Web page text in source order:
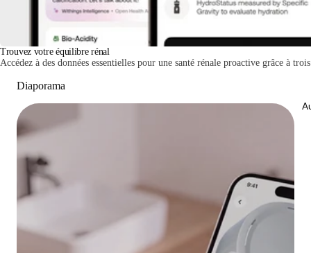
Trouvez votre équilibre rénal
Accédez à des données essentielles pour une santé rénale proactive grâce à
Diaporama